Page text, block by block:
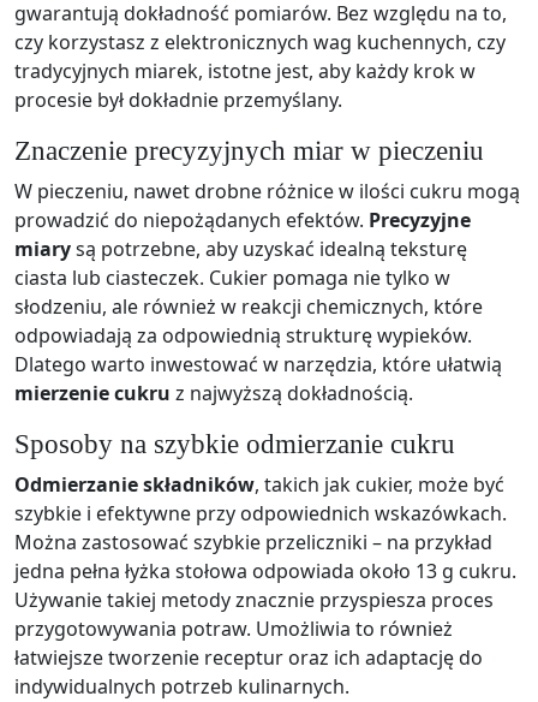
gwarantują dokładność pomiarów. Bez względu na to,
czy korzystasz z elektronicznych wag kuchennych, czy
tradycyjnych miarek, istotne jest, aby każdy krok w
procesie był dokładnie przemyślany.
Znaczenie precyzyjnych miar w pieczeniu
W pieczeniu, nawet drobne różnice w ilości cukru mogą
prowadzić do niepożądanych efektów. Precyzyjne
miarysą potrzebne, aby uzyskać idealną teksturę
ciasta lub ciasteczek. Cukier pomaga nie tylko w
słodzeniu, ale również w reakcji chemicznych, które
odpowiadają za odpowiednią strukturę wypieków.
Dlatego warto inwestować w narzędzia, które ułatwią
mierzenie cukru z najwyższą dokładnością.
Sposoby na szybkie odmierzanie cukru
Odmierzanie składników, takich jak cukier, może być
szybkie i efektywne przy odpowiednich wskazówkach.
Można zastosować szybkie przeliczniki – na przykład
jedna pełna łyżka stołowa odpowiada około 13 g cukru.
Używanie takiej metody znacznie przyspiesza proces
przygotowywania potraw. Umożliwia to również
łatwiejsze tworzenie receptur oraz ich adaptację do
indywidualnych potrzeb kulinarnych.